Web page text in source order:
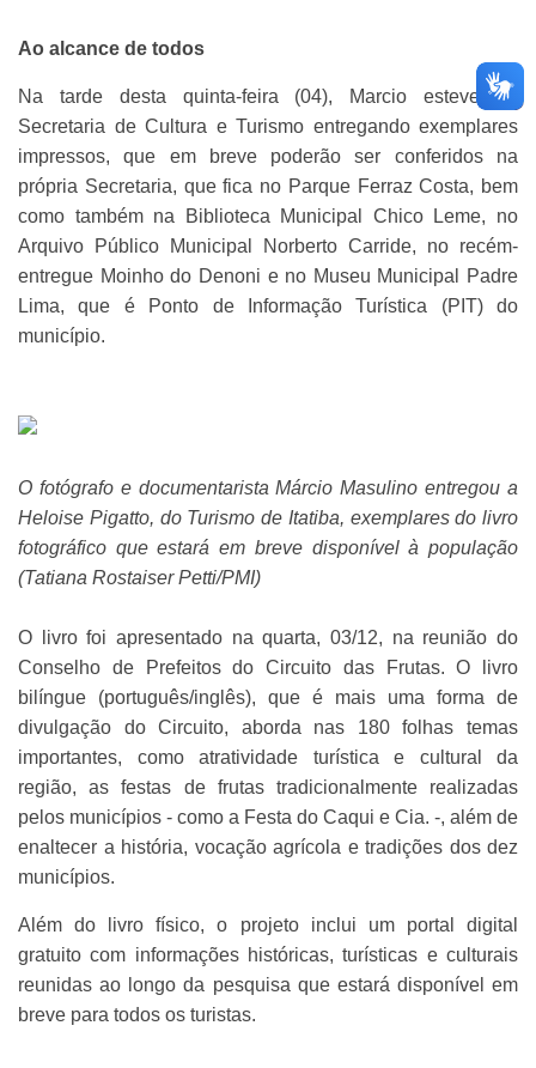
Ao alcance de todos
Na tarde desta quinta-feira (04), Marcio esteve na
Secretaria de Cultura e Turismo entregando exemplares
impressos, que em breve poderão ser conferidos na
própria Secretaria, que fica no Parque Ferraz Costa, bem
como também na Biblioteca Municipal Chico Leme, no
Arquivo Público Municipal Norberto Carride, no recém-
entregue Moinho do Denoni e no Museu Municipal Padre
Lima, que é Ponto de Informação Turística (PIT) do
município.
O fotógrafo e documentarista Márcio Masulino entregou a
Heloise Pigatto, do Turismo de Itatiba, exemplares do livro
fotográfico que estará em breve disponível à população
(Tatiana Rostaiser Petti/PMI)
O livro foi apresentado na quarta, 03/12, na reunião do
Conselho de Prefeitos do Circuito das Frutas. O livro
bilíngue (português/inglês), que é mais uma forma de
divulgação do Circuito, aborda nas 180 folhas temas
importantes, como atratividade turística e cultural da
região, as festas de frutas tradicionalmente realizadas
pelos municípios - como a Festa do Caqui e Cia. -, além de
enaltecer a história, vocação agrícola e tradições dos dez
municípios.
Além do livro físico, o projeto inclui um portal digital
gratuito com informações históricas, turísticas e culturais
reunidas ao longo da pesquisa que estará disponível em
breve para todos os turistas.